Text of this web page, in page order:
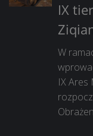
IX
W
IX Ares